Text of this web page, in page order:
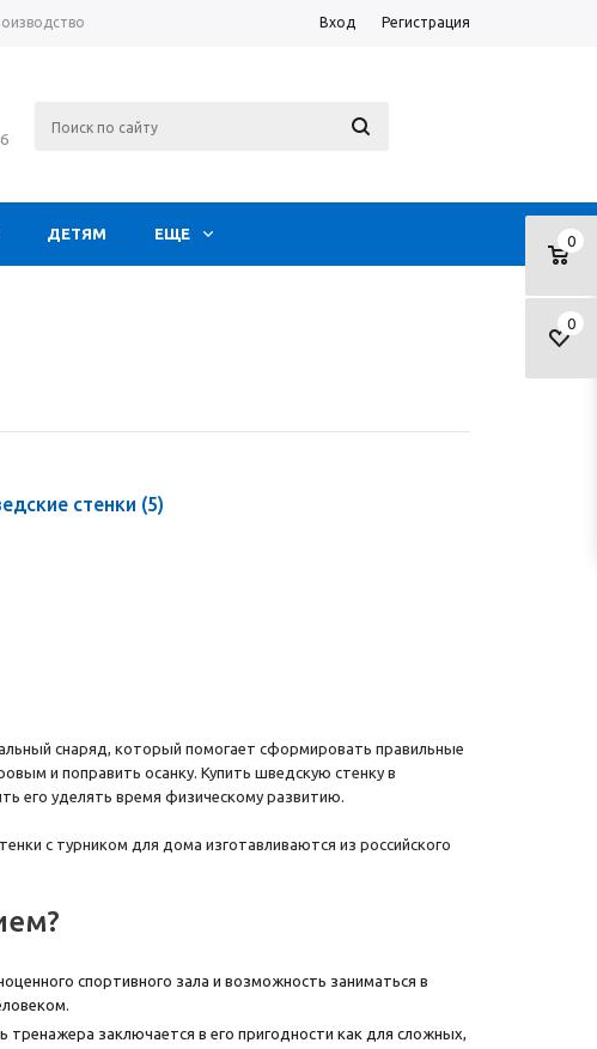
Вход Регистрация
0
0
ДЕТЯМ ЕЩЕ
стенки (5)
снаряд, который помогает сформировать правильные
и поправить осанку. Купить шведскую стенку в
его уделять время физическому развитию.
с турником для дома изготавливаются из российского
спортивного зала и возможность заниматься в
заключается в его пригодности как для сложных,